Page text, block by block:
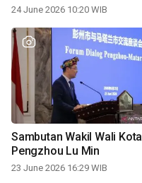
24 June 2026 10:20 WIB
Sambutan Wakil Wali Kota
Pengzhou Lu Min
23 June 2026 16:29 WIB